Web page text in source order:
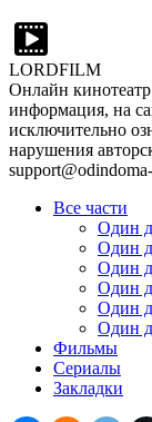
LORDFILM
Онлайн
информация, на
исключительно
нарушения
Все части
Один
Один
Один
Один
Один
Один
Фильмы
Сериалы
Закладки